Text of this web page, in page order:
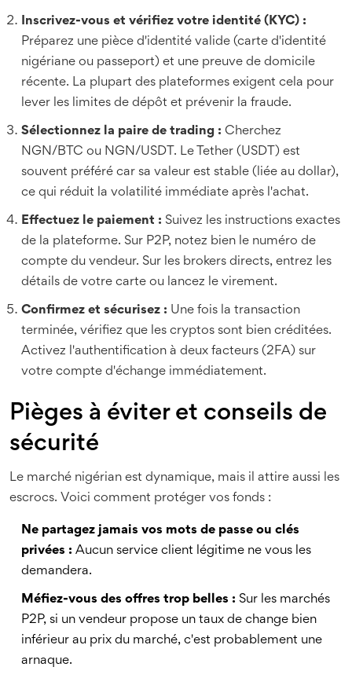
Inscrivez-vous et vérifiez votre identité (KYC) :
Préparez une pièce d'identité valide (carte d'identité
nigériane ou passeport) et une preuve de domicile
récente. La plupart des plateformes exigent cela pour
lever les limites de dépôt et prévenir la fraude.
Sélectionnez la paire de trading : Cherchez
NGN/BTC ou NGN/USDT. Le Tether (USDT) est
souvent préféré car sa valeur est stable (liée au dollar),
ce qui réduit la volatilité immédiate après l'achat.
Effectuez le paiement : Suivez les instructions exactes
de la plateforme. Sur P2P, notez bien le numéro de
compte du vendeur. Sur les brokers directs, entrez les
détails de votre carte ou lancez le virement.
Confirmez et sécurisez : Une fois la transaction
terminée, vérifiez que les cryptos sont bien créditées.
Activez l'authentification à deux facteurs (2FA) sur
votre compte d'échange immédiatement.
Pièges à éviter et conseils de
sécurité
Le marché nigérian est dynamique, mais il attire aussi les
escrocs. Voici comment protéger vos fonds :
Ne partagez jamais vos mots de passe ou clés
privées : Aucun service client légitime ne vous les
demandera.
Méfiez-vous des offres trop belles : Sur les marchés
P2P, si un vendeur propose un taux de change bien
inférieur au prix du marché, c'est probablement une
arnaque.